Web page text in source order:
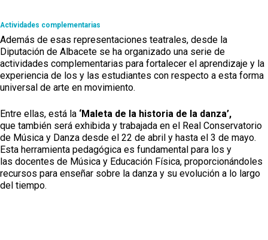
Actividades complementarias
Además de esas representaciones teatrales, desde la
Diputación de Albacete se ha organizado una serie de
actividades complementarias para fortalecer el aprendizaje y la
experiencia de los y las estudiantes con respecto a esta forma
universal de arte en movimiento.
Entre ellas, está la ‘Maleta de la historia de la danza’,
que también será exhibida y trabajada en el Real Conservatorio
de Música y Danza desde el 22 de abril y hasta el 3 de mayo.
Esta herramienta pedagógica es fundamental para los y
las docentes de Música y Educación Física, proporcionándoles
recursos para enseñar sobre la danza y su evolución a lo largo
del tiempo.